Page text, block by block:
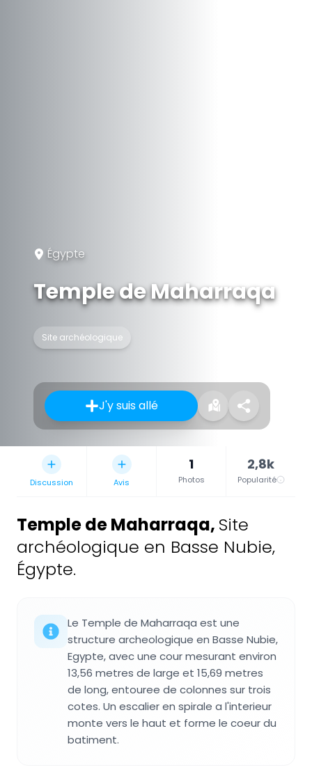
Égypte
Temple de Maharraqa
Site archéologique
J'y suis allé
Discussion Avis
1
Photos
2,8k
Popularité
Temple de Maharraqa, Site
archéologique en Basse Nubie,
Égypte.
Le Temple de Maharraqa est une
structure archeologique en Basse Nubie,
Egypte, avec une cour mesurant environ
13,56 metres de large et 15,69 metres
de long, entouree de colonnes sur trois
cotes. Un escalier en spirale a l'interieur
monte vers le haut et forme le coeur du
batiment.